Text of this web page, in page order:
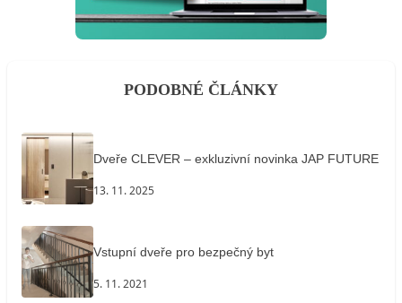
PODOBNÉ ČLÁNKY
Dveře CLEVER – exkluzivní novinka JAP FUTURE
13. 11. 2025
Vstupní dveře pro bezpečný byt
5. 11. 2021